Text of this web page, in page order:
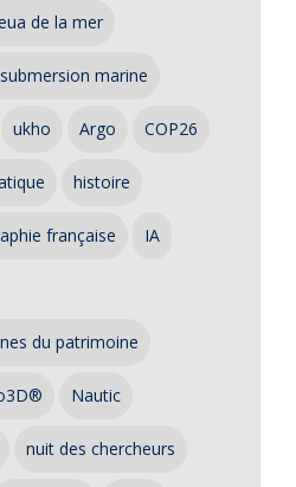
de la mer
marine
ukho Argo COP26
histoire
française IA
du patrimoine
Nautic
nuit des chercheurs